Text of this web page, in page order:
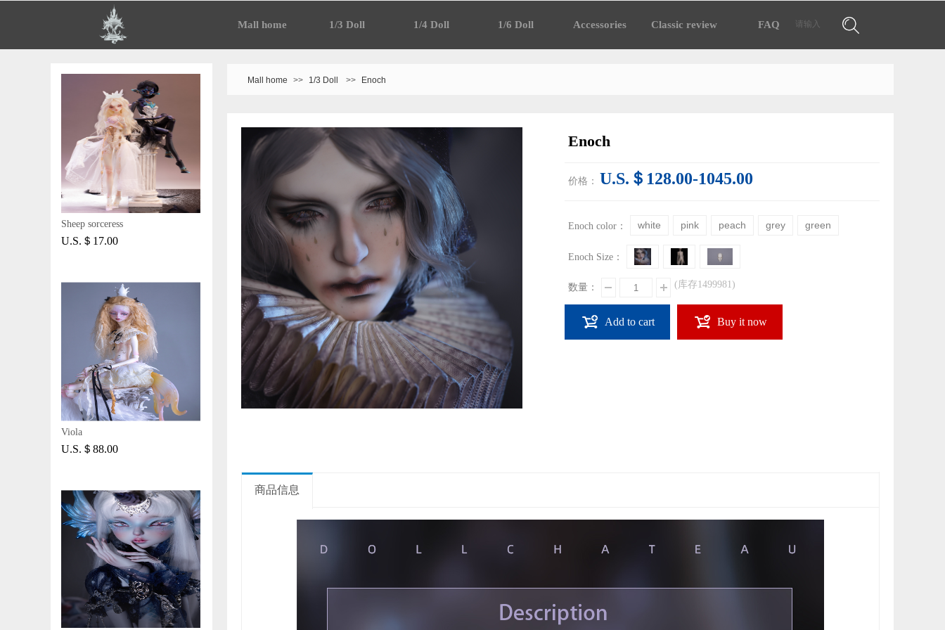
Mall home 1/3 Doll 1/4 Doll 1/6 Doll Accessories Classic review FAQ 搜索
Sheep sorceress
U.S.＄17.00
Viola
U.S.＄88.00
Mall home >> 1/3 Doll >> Enoch
Enoch
价格： U.S.＄128.00-1045.00
Enoch color： white pink peach grey green
Enoch Size：
数量： (库存1499981)
Add to cart Buy it now
商品信息